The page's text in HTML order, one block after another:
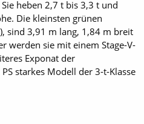
heben 2,7 t bis 3,3 t und
Die kleinsten grünen
sind 3,91 m lang, 1,84 m breit
werden sie mit einem Stage-V-
Exponat der
starkes Modell der 3-t-Klasse